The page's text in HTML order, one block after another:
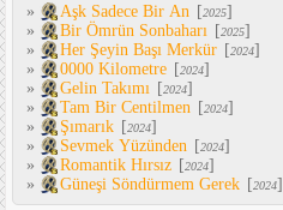
»
Aşk Sadece Bir An [2025]
»
Bir Ömrün Sonbaharı [2025]
»
Her Şeyin Başı Merkür [2024]
»
0000 Kilometre [2024]
»
Gelin Takımı [2024]
»
Tam Bir Centilmen [2024]
»
Şımarık [2024]
»
Sevmek Yüzünden [2024]
»
Romantik Hırsız [2024]
»
Güneşi Söndürmem Gerek [2024]